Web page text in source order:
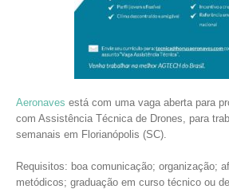
Aeronaves está com uma vaga aberta para
com Assistência Técnica de Drones, para
semanais em Florianópolis (SC).
Requisitos: boa comunicação; organização;
metódicos; graduação em curso técnico ou